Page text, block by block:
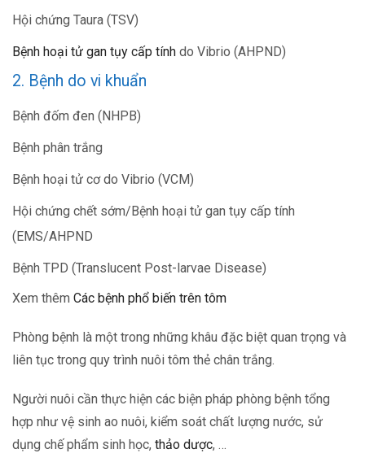
Hội chứng Taura (TSV)
Bệnh hoại tử gan tụy cấp tính do Vibrio (AHPND)
2. Bệnh do vi khuẩn
Bệnh đốm đen (NHPB)
Bệnh phân trắng
Bệnh hoại tử cơ do Vibrio (VCM)
Hội chứng chết sớm/Bệnh hoại tử gan tụy cấp tính
(EMS/AHPND
Bệnh TPD (Translucent Post-larvae Disease)
Xem thêm Các bệnh phổ biến trên tôm
Phòng bệnh là một trong những khâu đặc biệt quan trọng và
liên tục trong quy trình nuôi tôm thẻ chân trắng.
Người nuôi cần thực hiện các biện pháp phòng bệnh tổng
hợp như vệ sinh ao nuôi, kiểm soát chất lượng nước, sử
dụng chế phẩm sinh học, thảo dược, …